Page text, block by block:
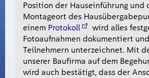
Position der Hauseinführung und
Montageort des
einem Protokoll
wird alles
Fotoaufnahmen dokumentiert
Teilnehmern unterzeichnet. Mit
unserer Baufirma auf dem
wird auch bestätigt, dass der